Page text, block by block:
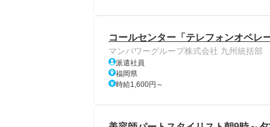
コールセンター「テレフォンオペレ
マンパワーグループ株式会社 九州統括部
派遣社員
福岡県
時給1,600円～